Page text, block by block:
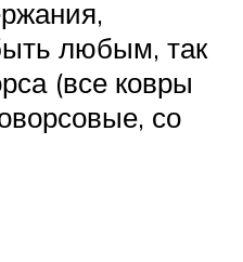
любым, так
(все ковры
со